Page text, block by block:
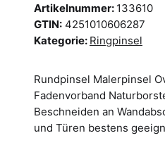
Artikelnummer: 133610
GTIN: 4251010606287
Kategorie: Ringpinsel
Rundpinsel Malerpinsel
Fadenvorband
Beschneiden an
und Türen bestens